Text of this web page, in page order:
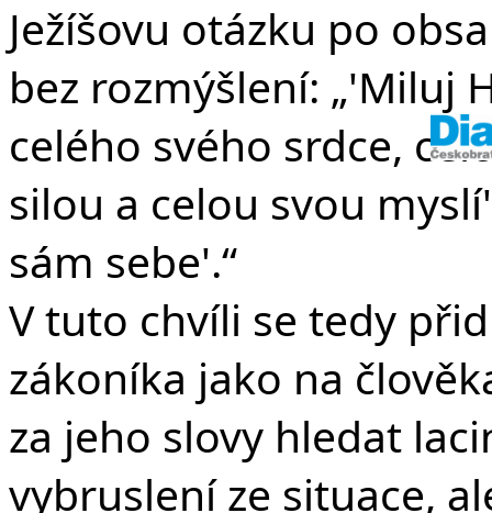
Ježíšovu otázku po
bez rozmýšlení: „'Miluj
celého svého srdce,
silou a celou svou
sám sebe'.“
V tuto chvíli se tedy
zákoníka jako na
za jeho slovy hledat
vybruslení ze situace,